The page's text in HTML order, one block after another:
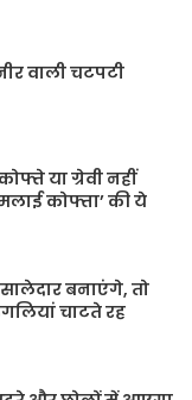
वाली चटपटी
या ग्रेवी नहीं
कोफ्ता’ की ये
बनाएंगे, तो
चाटते रह